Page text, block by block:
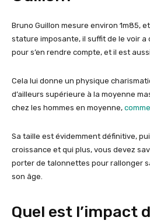
Bruno Guillon mesure environ 1m85,
stature imposante, il suffit de le voir a
pour s’en rendre compte, et il est
Cela lui donne un physique
d’ailleurs supérieure à la moyenne
chez les hommes en moyenne,
Sa taille est évidemment définitive,
croissance et qui plus, vous devez
porter de talonnettes pour rallonger
son âge.
Quel est l’impact